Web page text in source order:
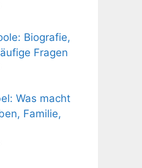
Biografie,
Fragen
Was macht
Familie,